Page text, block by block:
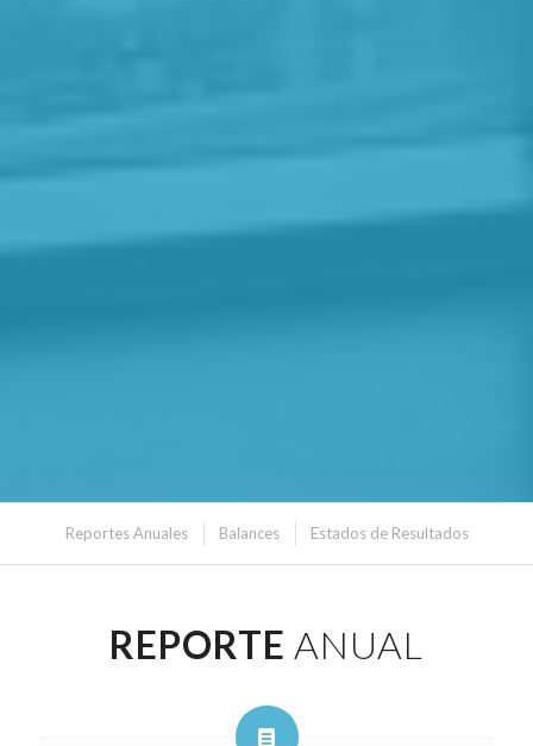
Reportes Anuales Balances Estados de Resultados
REPORTE ANUAL